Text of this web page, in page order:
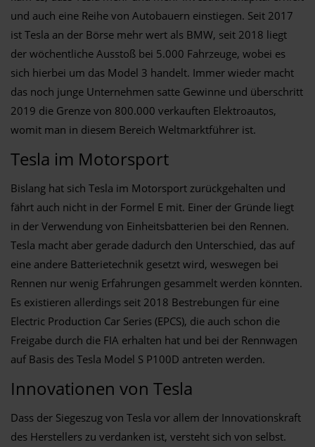
und auch eine Reihe von Autobauern einstiegen. Seit 2017
ist Tesla an der Börse mehr wert als BMW, seit 2018 liegt
der wöchentliche Ausstoß bei 5.000 Fahrzeuge, wobei es
sich hierbei um das Model 3 handelt. Immer wieder macht
das noch junge Unternehmen satte Gewinne und überschritt
2019 die Grenze von 800.000 verkauften Elektroautos,
womit man in diesem Bereich Weltmarktführer ist.
Tesla im Motorsport
Bislang hat sich Tesla im Motorsport zurückgehalten und
fährt auch nicht in der Formel E mit. Einer der Gründe liegt
in der Verwendung von Einheitsbatterien bei den Rennen.
Tesla macht aber gerade dadurch den Unterschied, das auf
eine andere Batterietechnik gesetzt wird, weswegen bei
Rennen nur wenig Erfahrungen gesammelt werden könnten.
Es existieren allerdings seit 2018 Bestrebungen für eine
Electric Production Car Series (EPCS), die auch schon die
Freigabe durch die FIA erhalten hat und bei der Rennwagen
auf Basis des Tesla Model S P100D antreten werden.
Innovationen von Tesla
Dass der Siegeszug von Tesla vor allem der Innovationskraft
des Herstellers zu verdanken ist, versteht sich von selbst.